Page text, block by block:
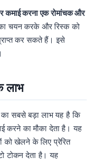
कमाई करना एक रोमांचक और
चयन करके और रिस्क को
कर सकते हैं। इसे
लाभ
का सबसे बड़ा लाभ यह है कि
करने का मौका देता है। यह
को खेलने के लिए प्रेरित
टोकन देता है। यह